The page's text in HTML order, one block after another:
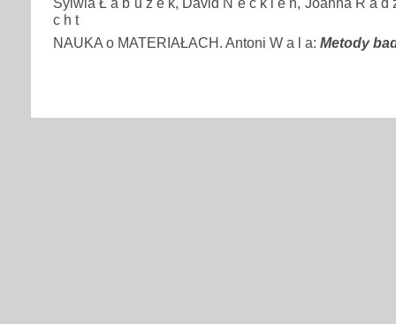
c h t
NAUKA o MATERIAŁACH. Antoni W a l a: Metody